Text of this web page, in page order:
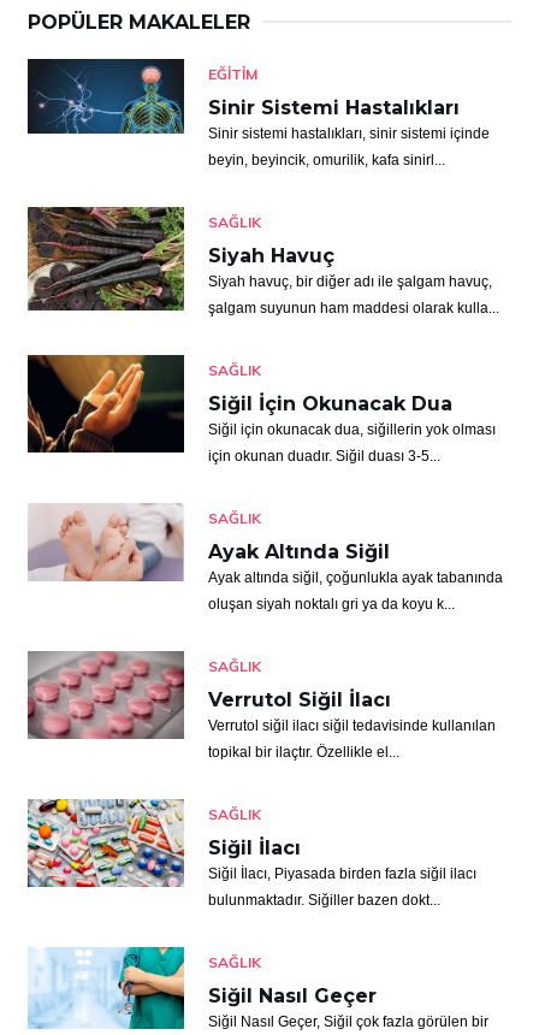
POPÜLER MAKALELER
EĞITIM
Sinir Sistemi Hastalıkları
Sinir sistemi hastalıkları, sinir sistemi içinde
beyin, beyincik, omurilik, kafa sinirl...
SAĞLIK
Siyah Havuç
Siyah havuç, bir diğer adı ile şalgam havuç,
şalgam suyunun ham maddesi olarak kulla...
SAĞLIK
Siğil İçin Okunacak Dua
Siğil için okunacak dua, siğillerin yok olması
için okunan duadır. Siğil duası 3-5...
SAĞLIK
Ayak Altında Siğil
Ayak altında siğil, çoğunlukla ayak tabanında
oluşan siyah noktalı gri ya da koyu k...
SAĞLIK
Verrutol Siğil İlacı
Verrutol siğil ilacı siğil tedavisinde kullanılan
topikal bir ilaçtır. Özellikle el...
SAĞLIK
Siğil İlacı
Siğil İlacı, Piyasada birden fazla siğil ilacı
bulunmaktadır. Siğiller bazen dokt...
SAĞLIK
Siğil Nasıl Geçer
Siğil Nasıl Geçer, Siğil çok fazla görülen bir